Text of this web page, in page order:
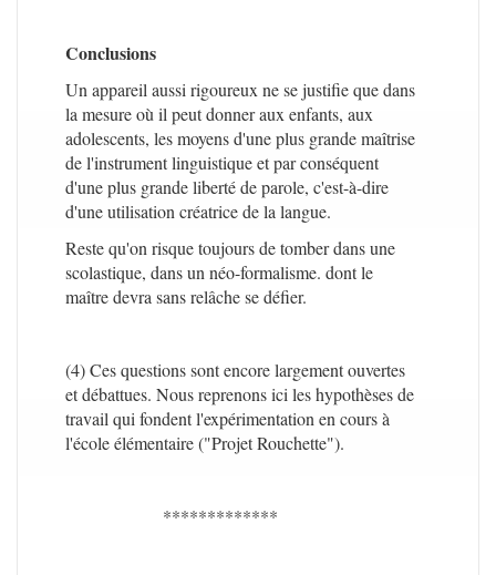
Conclusions
Un appareil aussi rigoureux ne se justifie que dans
la mesure où il peut donner aux enfants, aux
adolescents, les moyens d'une plus grande maîtrise
de l'instrument linguistique et par conséquent
d'une plus grande liberté de parole, c'est-à-dire
d'une utilisation créatrice de la langue.
Reste qu'on risque toujours de tomber dans une
scolastique, dans un néo-formalisme. dont le
maître devra sans relâche se défier.
(4) Ces questions sont encore largement ouvertes
et débattues. Nous reprenons ici les hypothèses de
travail qui fondent l'expérimentation en cours à
l'école élémentaire ("Projet Rouchette").
*************